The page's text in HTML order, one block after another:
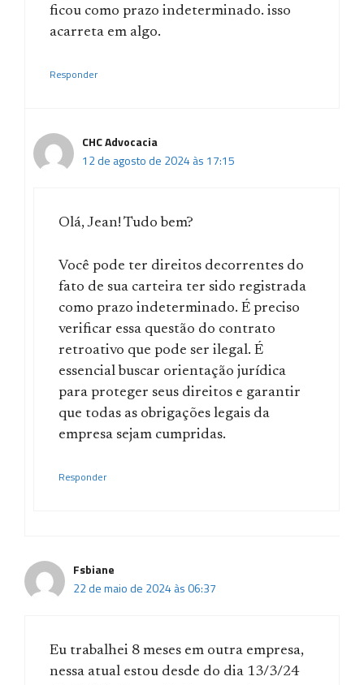
ficou como prazo indeterminado. isso
acarreta em algo.
Responder
CHC Advocacia
12 de agosto de 2024 às 17:15
Olá, Jean! Tudo bem?
Você pode ter direitos decorrentes do
fato de sua carteira ter sido registrada
como prazo indeterminado. É preciso
verificar essa questão do contrato
retroativo que pode ser ilegal. É
essencial buscar orientação jurídica
para proteger seus direitos e garantir
que todas as obrigações legais da
empresa sejam cumpridas.
Responder
Fsbiane
22 de maio de 2024 às 06:37
Eu trabalhei 8 meses em outra empresa,
nessa atual estou desde do dia 13/3/24